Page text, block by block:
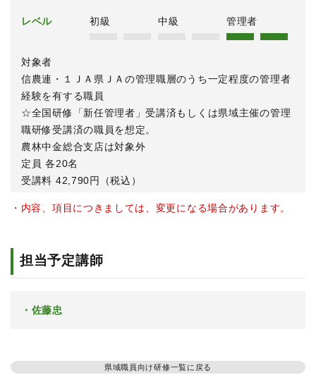
レベル 初級 中級 管理者
対象者
信農連・１ＪＡ県ＪＡの管理職層のうち一定程度の管理者
経験を有する職員
☆全国研修「新任管理者」受講済もしくは県域主催の管理
職研修受講済の職員を想定。
農林中金総合支店は対象外
定員 各20名
受講料 42,790円（税込）
・内容、項目につきましては、変更になる場合があります。
担当予定講師
佐藤忠
県域職員向け研修一覧に戻る